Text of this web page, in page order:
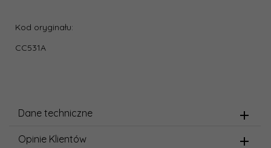
Kod oryginału:
CC531A
Dane techniczne
Opinie Klientów